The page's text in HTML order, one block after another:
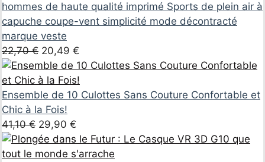
hommes de haute qualité imprimé Sports de plein air à
capuche coupe-vent simplicité mode décontracté
marque veste
22,70€ Original
price
was:
22,70 €.
20,49 €
price
is:
20,49 €.
Ensemble de 10 Culottes Sans Couture Confortable et
Chic à la Fois!
41,10€ Original
price
was:
29,90 €
price
is: